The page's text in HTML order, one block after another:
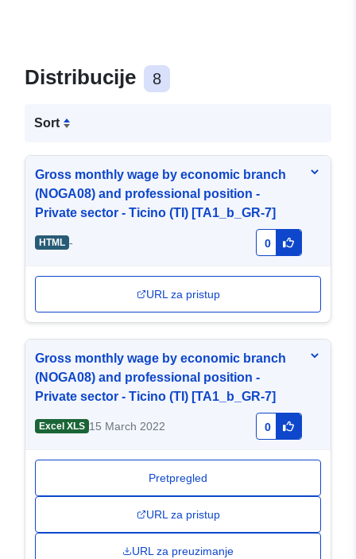
Distribucije 8
Sort
Gross monthly wage by economic branch
(NOGA08) and professional position -
Private sector - Ticino (TI) [TA1_b_GR-7]
HTML - 0
URL za pristup
Gross monthly wage by economic branch
(NOGA08) and professional position -
Private sector - Ticino (TI) [TA1_b_GR-7]
Excel XLS 15 March 2022 0
Pretpregled
URL za pristup
URL za preuzimanje